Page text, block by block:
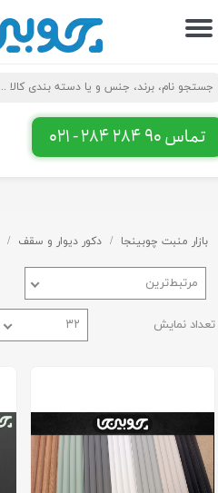
تماس 90 284 284 - 021
حساب کاربری من
تغییر گذر واژه
سفارشات
خروج از حساب کاربری
بازار منبت چوبینجا دکور دیوار و سقف
مرتبط‌ترین
تعداد نمایش ۳۲